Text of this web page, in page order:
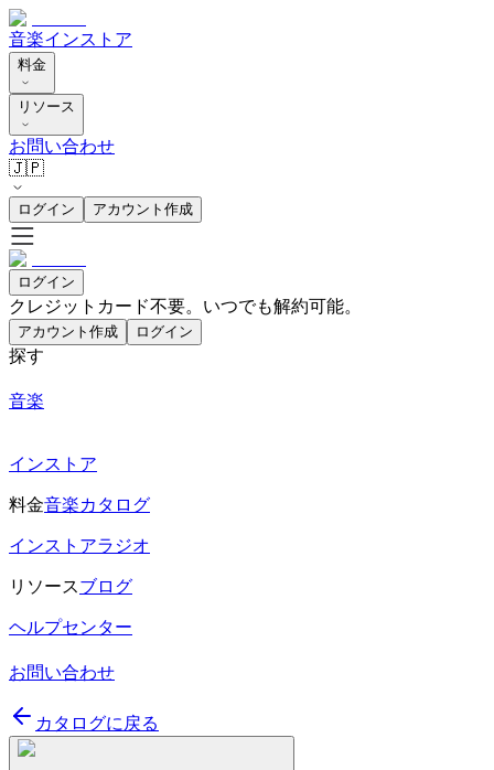
音楽インストア
料金
リソース
お問い合わせ
🇯🇵
ログイン アカウント作成
ログイン
クレジットカード不要。いつでも解約可能。
アカウント作成 ログイン
探す
音楽
インストア
料金音楽カタログ
インストアラジオ
リソースブログ
ヘルプセンター
お問い合わせ
カタログに戻る